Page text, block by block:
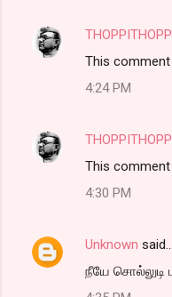
THOPPITHOPPI
This comment
4:24 PM
THOPPITHOPPI
This comment
4:30 PM
Unknown said…
நீயே சொல்லுடி